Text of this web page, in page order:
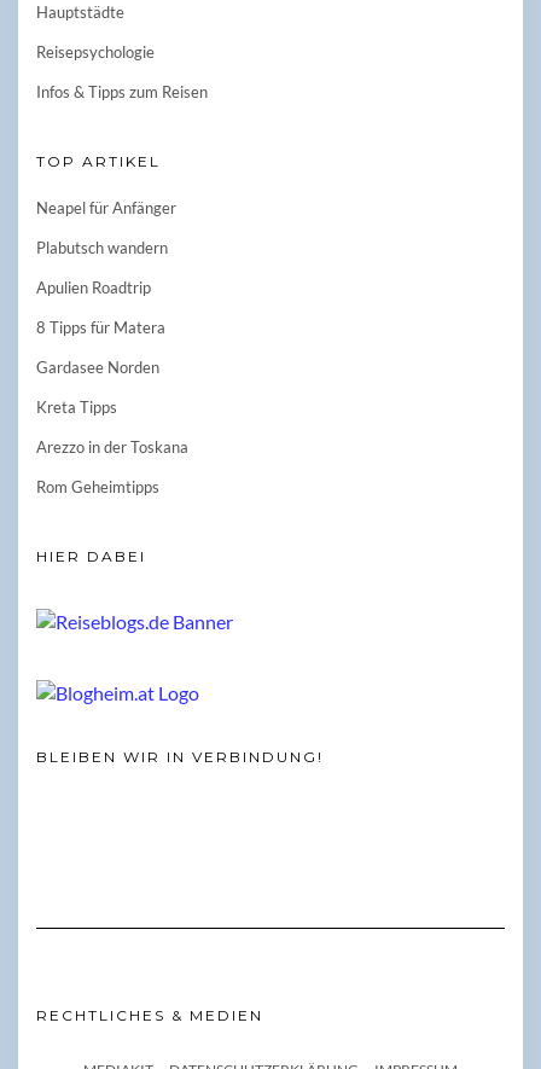
Hauptstädte
Reisepsychologie
Infos & Tipps zum Reisen
TOP ARTIKEL
Neapel für Anfänger
Plabutsch wandern
Apulien Roadtrip
8 Tipps für Matera
Gardasee Norden
Kreta Tipps
Arezzo in der Toskana
Rom Geheimtipps
HIER DABEI
BLEIBEN WIR IN VERBINDUNG!
RECHTLICHES & MEDIEN